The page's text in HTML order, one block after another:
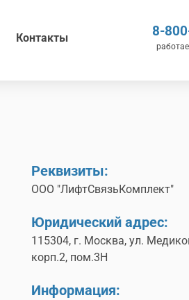
Контакты 8-
Реквизиты:
ООО "ЛифтСвязьКомплект"
Юридический адрес:
115304, г. Москва, ул.
корп.2, пом.3Н
Информация: